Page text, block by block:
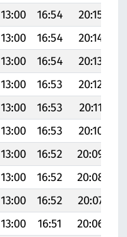
13:00 16:54 20:15
13:00 16:54 20:14
13:00 16:54 20:13
13:00 16:53 20:12
13:00 16:53 20:11
13:00 16:53 20:10
13:00 16:52 20:09
13:00 16:52 20:08
13:00 16:52 20:07
13:00 16:51 20:06